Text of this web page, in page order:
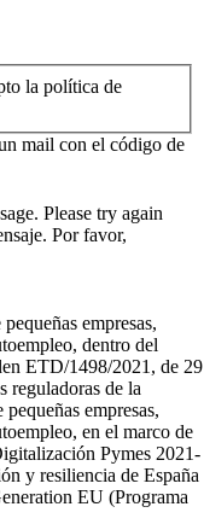
la política de
mail con el código de
Please try again
Por favor,
empresas,
dentro del
ETD/1498/2021, de 29
reguladoras de la
empresas,
en el marco de
Pymes 2021-
y resiliencia de España
EU (Programa